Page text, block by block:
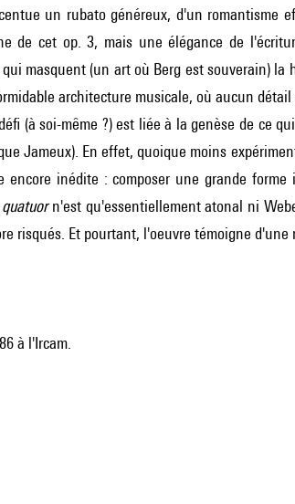
un rubato généreux, d'un romantisme
de cet op. 3, mais une élégance de
masquent (un art où Berg est souverain) la
architecture musicale, où aucun détail
(à soi-même ?) est liée à la genèse de ce
Jameux). En effet, quoique moins
inédite : composer une grande
n'est qu'essentiellement atonal ni
risqués. Et pourtant, l'oeuvre témoigne d'une
à l'Ircam.